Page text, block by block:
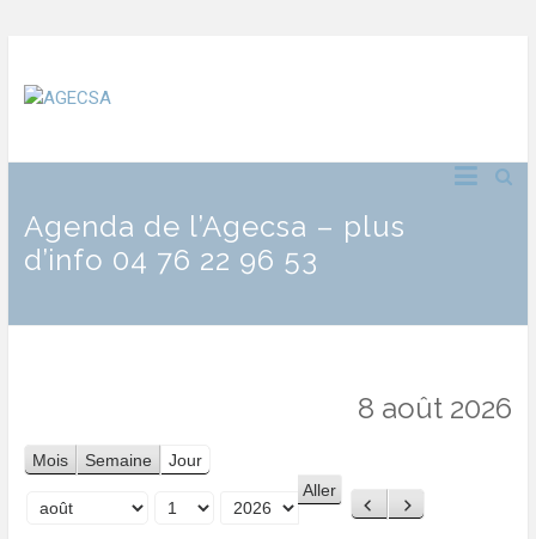
Agenda de l’Agecsa – plus
d’info 04 76 22 96 53
8 août 2026
Mois Semaine Jour
Précédent
Suivant